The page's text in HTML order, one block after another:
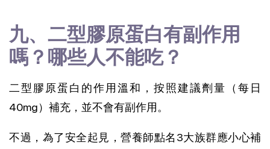
九、二型膠原蛋白有副作用
嗎？哪些人不能吃？
二型膠原蛋白的作用溫和，按照建議劑量（每日
40mg）補充，並不會有副作用。
不過，為了安全起見，營養師點名3大族群應小心補